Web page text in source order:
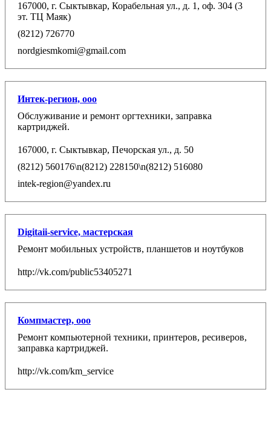
167000, г. Сыктывкар, Корабельная ул., д. 1, оф. 304 (3
эт. ТЦ Маяк)
(8212) 726770
nordgiesmkomi@gmail.com
Интек-регион, ооо
Обслуживание и ремонт оргтехники, заправка
картриджей.
167000, г. Сыктывкар, Печорская ул., д. 50
(8212) 560176\n(8212) 228150\n(8212) 516080
intek-region@yandex.ru
Digitaii-service, мастерская
Ремонт мобильных устройств, планшетов и ноутбуков
http://vk.com/public53405271
Компмастер, ooo
Ремонт компьютерной техники, принтеров, ресиверов,
заправка картриджей.
http://vk.com/km_service